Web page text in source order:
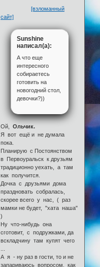
[взломанный
сайт]
Sunshine
написал(а):
А что еще
интересного
собираетесь
готовить на
новогодний стол,
девочки?))
Ой,Ольчик.
Я вот ещё и не думала
пока.
Планирую с Постоянством
в Первоуральск к друзьям
традиционно уехать, а там
как получится.
Дочка с друзьями дома
праздновать собралась,
скорее всего у нас, ( раз
мамки не будет, "хата наша"
)
Ну что-нибудь она
сготовит, с подружками, да
вскладчину там купят чего
А я - ну раз в гости, то и не
запариваюсь вопросом, как